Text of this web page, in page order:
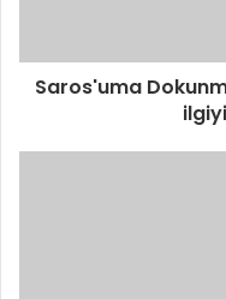
Saros'uma